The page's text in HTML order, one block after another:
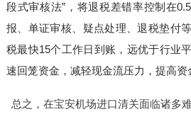
段式审核法”，将退税差错率控制在
报、单证审核、疑点处理、退税垫付
税最快15个工作日到账，远优于行业
速回笼资金，减轻现金流压力，提高资
总之，在宝安机场进口清关面临诸多